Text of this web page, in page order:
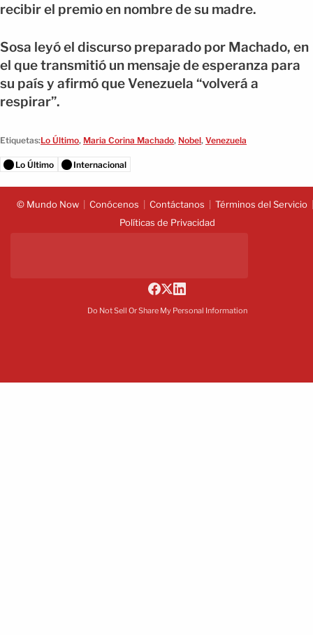
recibir el premio en nombre de su madre.
Sosa leyó el discurso preparado por Machado, en
el que transmitió un mensaje de esperanza para
su país y afirmó que Venezuela “volverá a
respirar”.
Etiquetas:Lo Último, Maria Corina Machado, Nobel, Venezuela
Lo Último Internacional
© Mundo Now Conócenos Contáctanos
Términos del Servicio
Políticas de Privacidad
Do Not Sell Or Share My Personal Information